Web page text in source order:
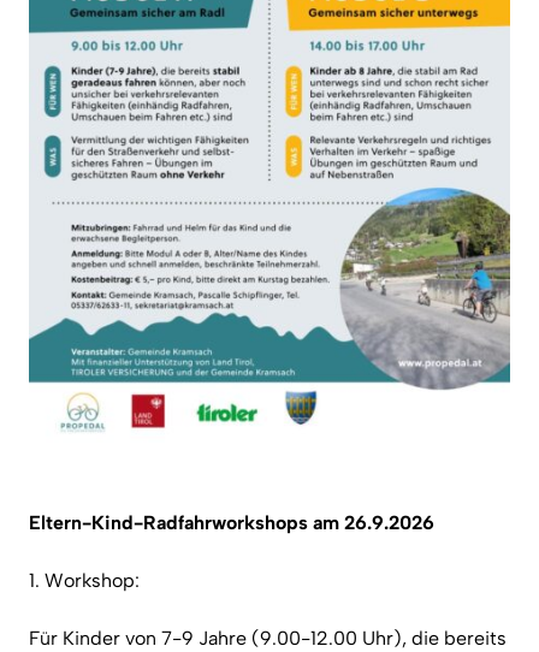
Eltern-Kind-Radfahrworkshops am 26.9.2026
1. Workshop:
Für Kinder von 7-9 Jahre (9.00-12.00 Uhr), die bereits